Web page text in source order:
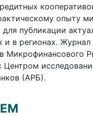
опыту
публикации
в регионах.
Микрофинансового
(АРБ).